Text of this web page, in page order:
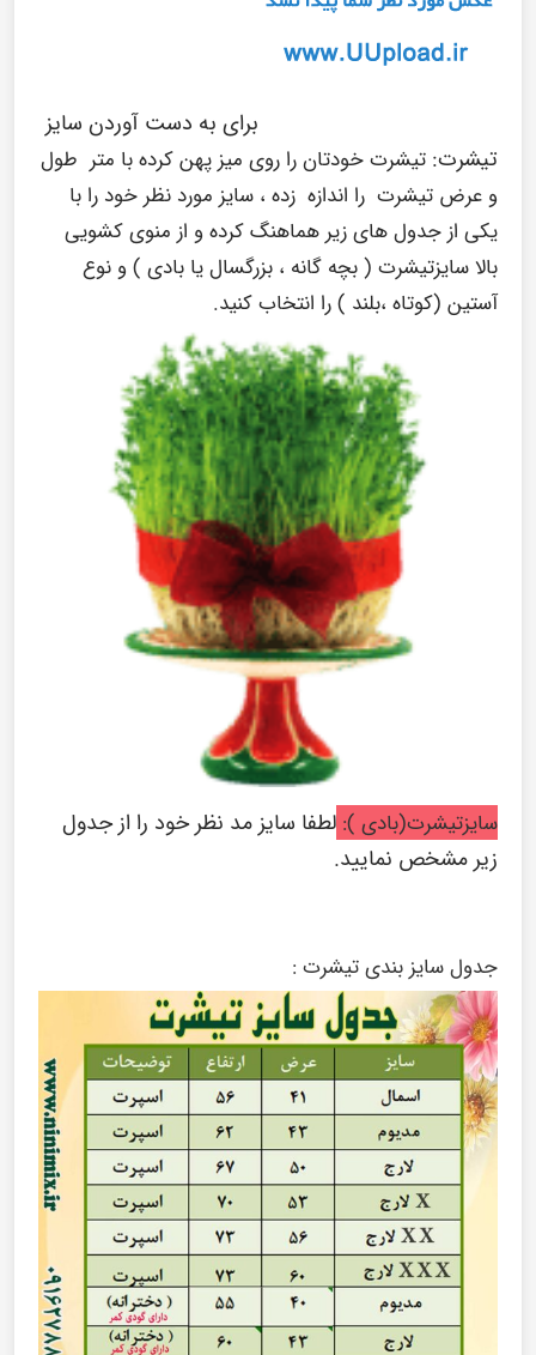
برای به دست آوردن سایز
تیشرت: تیشرت خودتان را روی میز پهن کرده با متر طول
و عرض تیشرت را اندازه زده ، سایز مورد نظر خود را با
یکی از جدول های زیر هماهنگ کرده و از منوی کشویی
بالا سایزتیشرت ( بچه گانه ، بزرگسال یا بادی ) و نوع
آستین (کوتاه ،بلند ) را انتخاب کنید.
سایزتیشرت(بادی ): لطفا سایز مد نظر خود را از جدول
زیر مشخص نمایید.
جدول سایز بندی تیشرت :